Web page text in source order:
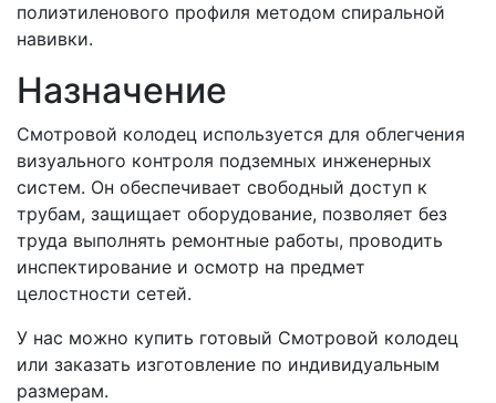
полиэтиленового профиля методом спиральной
навивки.
Назначение
Смотровой колодец используется для облегчения
визуального контроля подземных инженерных
систем. Он обеспечивает свободный доступ к
трубам, защищает оборудование, позволяет без
труда выполнять ремонтные работы, проводить
инспектирование и осмотр на предмет
целостности сетей.
У нас можно купить готовый Смотровой колодец
или заказать изготовление по индивидуальным
размерам.